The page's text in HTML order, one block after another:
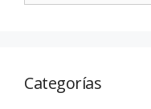
Categorías